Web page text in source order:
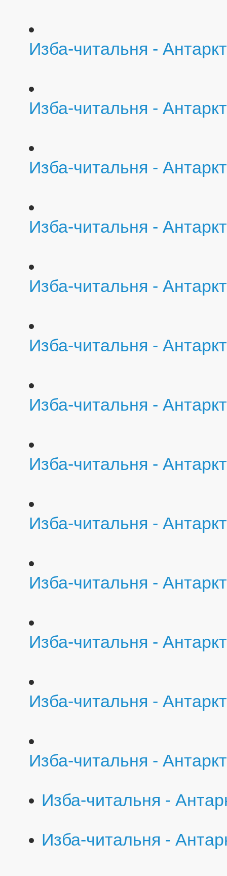
Изба-читальня -
Изба-читальня -
Изба-читальня -
Изба-читальня -
Изба-читальня -
Изба-читальня -
Изба-читальня -
Изба-читальня -
Изба-читальня -
Изба-читальня -
Изба-читальня -
Изба-читальня -
Изба-читальня -
Изба-читальня -
Изба-читальня -